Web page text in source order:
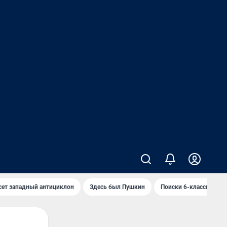
западный антициклон Здесь был Пушкин Поиски 6-классника